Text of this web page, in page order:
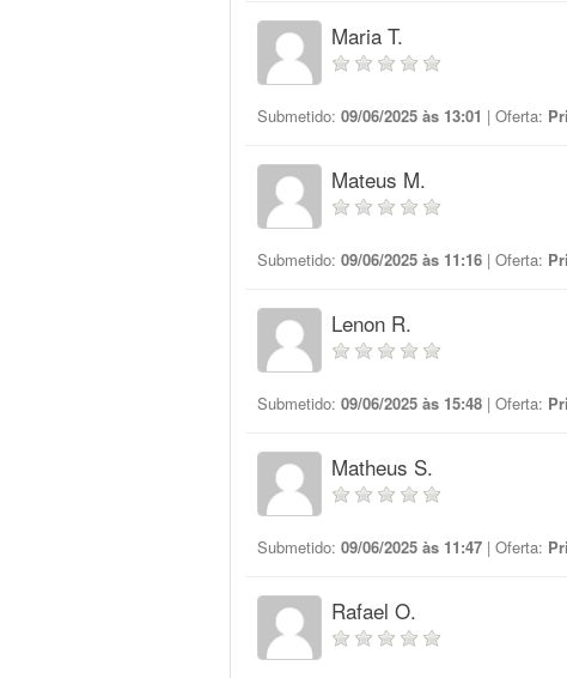
Maria T.
Submetido: 09/06/2025 às 13:01 | Oferta:
Mateus M.
Submetido: 09/06/2025 às 11:16 | Oferta:
Lenon R.
Submetido: 09/06/2025 às 15:48 | Oferta:
Matheus S.
Submetido: 09/06/2025 às 11:47 | Oferta:
Rafael O.